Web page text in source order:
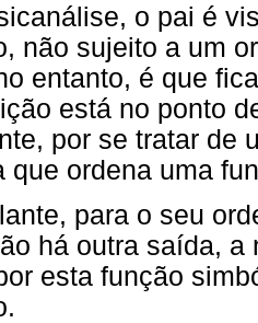
o pai é
não sujeito a um
entanto, é que
está no ponto
por se tratar de
que ordena uma
para o seu
há outra saída, a
esta função